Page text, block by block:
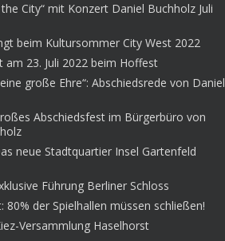
City“ mit Konzert Daniel Buchholz Juli
beim Kultursommer City West 2022
am 23. Juli 2022 beim Hoffest
große Ehre“: Abschiedsrede von Daniel
Abschiedsfest im Bürgerbüro von
neue Stadtquartier Insel Gartenfeld
Führung Berliner Schloss
80% der Spielhallen müssen schließen!
Versammlung Haselhorst